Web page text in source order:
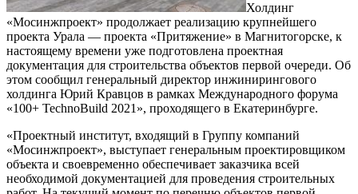
Холдинг
«Мосинжпроект» продолжает реализацию крупнейшего
проекта Урала — проекта «Притяжение» в Магнитогорске, к
настоящему времени уже подготовлена проектная
документация для строительства объектов первой очереди. Об
этом сообщил генеральный директор инжинирингового
холдинга Юрий Кравцов в рамках Международного форума
«100+ TechnoBuild 2021», проходящего в Екатеринбурге.
«Проектный институт, входящий в Группу компаний
«Мосинжпроект», выступает генеральным проектировщиком
объекта и своевременно обеспечивает заказчика всей
необходимой документацией для проведения строительных